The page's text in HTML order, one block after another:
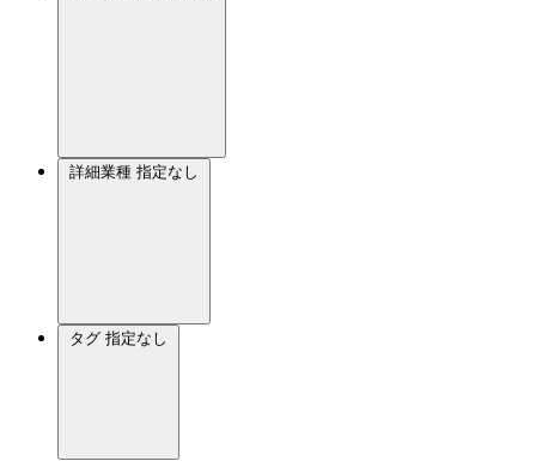
詳細業種 指定なし
タグ 指定なし